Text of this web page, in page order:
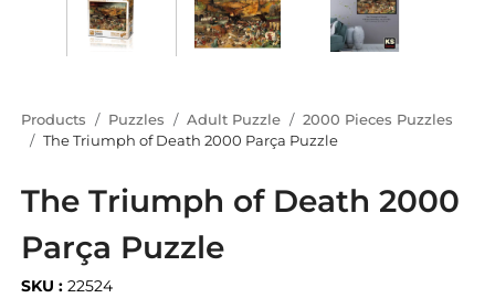
Products Puzzles Adult Puzzle
2000 Pieces Puzzles
The Triumph of Death 2000 Parça Puzzle
The Triumph of Death 2000
Parça Puzzle
SKU : 22524